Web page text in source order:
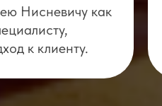
Нисневичу как
к клиенту.